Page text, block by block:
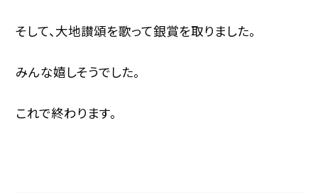
そして、大地讃頌を歌って銀賞を取りました。
みんな嬉しそうでした。
これで終わります。